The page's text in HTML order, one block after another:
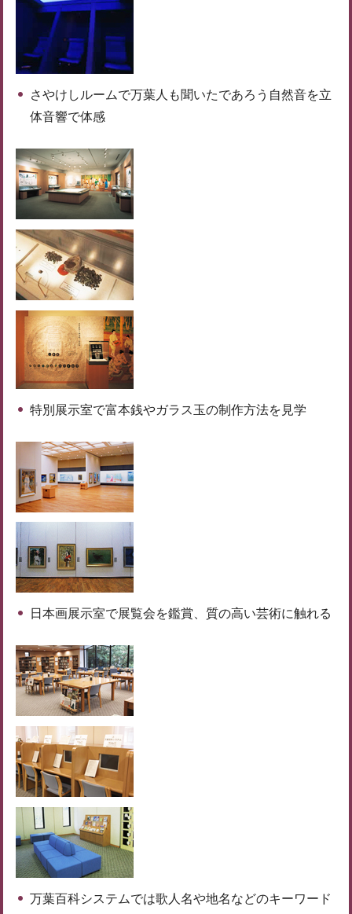
さやけしルームで万葉人も聞いたであろう自然音を立
体音響で体感
特別展示室で富本銭やガラス玉の制作方法を見学
日本画展示室で展覧会を鑑賞、質の高い芸術に触れる
万葉百科システムでは歌人名や地名などのキーワード